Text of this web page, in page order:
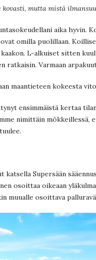
kovasti, mutta mistä
aika hyvin.
omilla puolillaan.
L-alkuiset sitten
ratkaisin. Varmaan
maantieteen kokeesta
ensimmäistä kertaa
nimittäin mökkeillessä,
katsella Supersään
osoittaa oikeaan
muualle osoittava